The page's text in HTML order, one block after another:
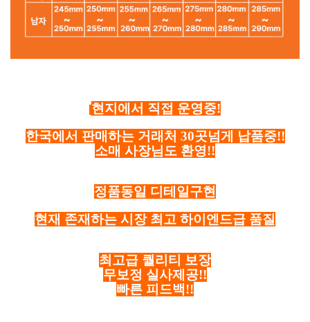
현지에서 직접 운영중!
한국에서 판매하는 거래처 30곳넘게 납품중!!
소매 사장님도 환영!!
정품동일 디테일구현
현재 존재하는 시장 최고 하이엔드급 품질
최고급 퀄리티 보장
무보정 실사제공!!
빠른 피드백!!